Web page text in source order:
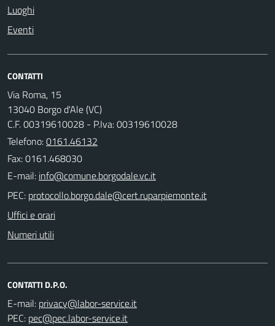
Luoghi
Eventi
CONTATTI
Via Roma, 15
13040 Borgo d'Ale (VC)
C.F. 00319610028 - P.Iva: 00319610028
Telefono:0161.46132
Fax: 0161.468030
E-mail:
PEC:
Uffici e orari
Numeri utili
CONTATTI D.P.O.
E-mail:
PEC: